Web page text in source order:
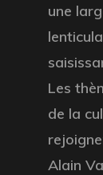
une
Les
de la
Alain